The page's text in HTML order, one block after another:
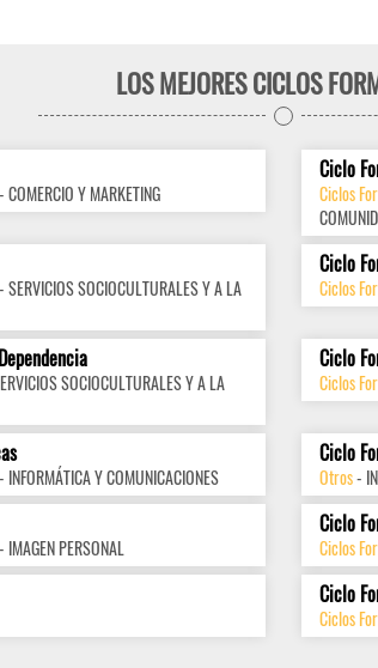
LOS MEJORES CICLOS
- COMERCIO Y MARKETING
Ciclo
Ciclos
- SERVICIOS SOCIOCULTURALES Y A LA
Ciclo
Ciclos
SOCIOCULTURALES Y A LA
Ciclo
Ciclos
- INFORMÁTICA Y COMUNICACIONES
Ciclo
Otros-
- IMAGEN PERSONAL
Ciclo
Ciclos
Ciclo
Ciclos